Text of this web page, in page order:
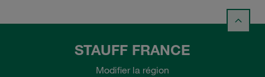
STAUFF FRANCE
Modifier la région